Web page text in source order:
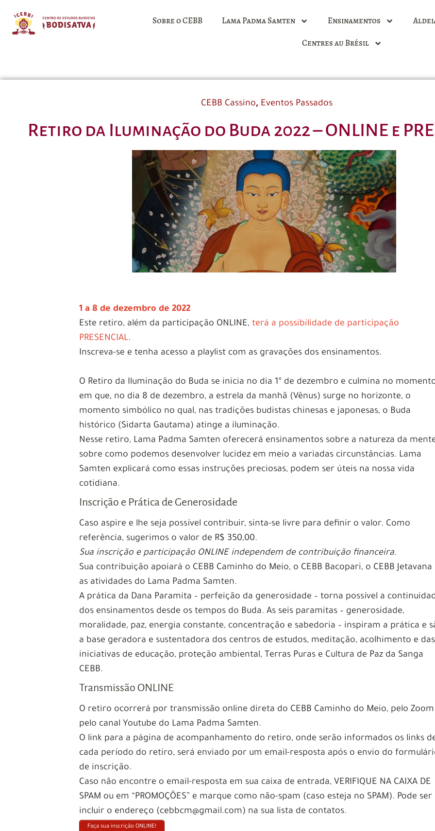
Sobre o CEBB Lama Padma Samten Ensinamentos
Centres au Brésil
CEBB Cassino, Eventos Passados
Retiro da Iluminação do Buda 2022 – ONLINE e
1 a 8 de dezembro de 2022
Este retiro, além da participação ONLINE,terá a possibilidade de participação
PRESENCIAL.
Inscreva-se e tenha acesso a playlist com as gravações dos ensinamentos.
O Retiro da Iluminação do Buda se inicia no dia 1º de dezembro e culmina no
em que, no dia 8 de dezembro, a estrela da manhã (Vênus) surge no horizonte, o
momento simbólico no qual, nas tradições budistas chinesas e japonesas, o Buda
histórico (Sidarta Gautama) atinge a iluminação.
Nesse retiro, Lama Padma Samten oferecerá ensinamentos sobre a natureza da
sobre como podemos desenvolver lucidez em meio a variadas circunstâncias. Lama
Samten explicará como essas instruções preciosas, podem ser úteis na nossa vida
cotidiana.
Inscrição e Prática de Generosidade
Caso aspire e lhe seja possível contribuir, sinta-se livre para definir o valor. Como
referência, sugerimos o valor de R$ 350,00.
Sua inscrição e participação ONLINE independem de contribuição financeira.
Sua contribuição apoiará o CEBB Caminho do Meio, o CEBB Bacopari, o CEBB Jetavana
as atividades do Lama Padma Samten.
A prática da Dana Paramita – perfeição da generosidade – torna possível a
dos ensinamentos desde os tempos do Buda. As seis paramitas – generosidade,
moralidade, paz, energia constante, concentração e sabedoria – inspiram a prática e
a base geradora e sustentadora dos centros de estudos, meditação, acolhimento e das
iniciativas de educação, proteção ambiental, Terras Puras e Cultura de Paz da Sanga
CEBB.
Transmissão ONLINE
O retiro ocorrerá por transmissão online direta do CEBB Caminho do Meio, pelo
pelo canal Youtube do Lama Padma Samten.
O link para a página de acompanhamento do retiro, onde serão informados os links
cada período do retiro, será enviado por um email-resposta após o envio do
de inscrição.
Caso não encontre o email-resposta em sua caixa de entrada, VERIFIQUE NA CAIXA DE
SPAM ou em “PROMOÇÕES” e marque como não-spam (caso esteja no SPAM). Pode
incluir o endereço (cebbcm@gmail.com) na sua lista de contatos.
Faça sua inscrição ONLINE!